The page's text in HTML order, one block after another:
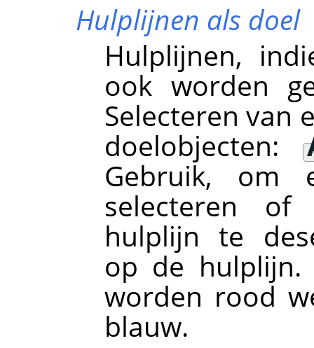
Hulplijnen als doel
Hulplijnen,
ook worden
Selecteren van
doelobjecten:
Gebruik, om
selecteren of
hulplijn te
op de hulplijn.
worden rood
blauw.